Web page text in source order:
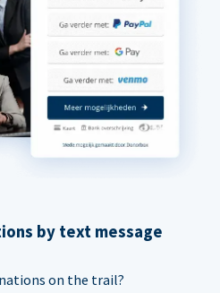
by text message
on the trail?